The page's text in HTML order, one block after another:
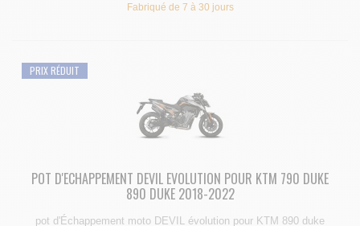
Fabriqué de 7 à 30 jours
PRIX RÉDUIT
POT D'ECHAPPEMENT DEVIL EVOLUTION POUR KTM 790 DUKE
890 DUKE 2018-2022
pot d'Échappement moto DEVIL évolution pour KTM 890 duke